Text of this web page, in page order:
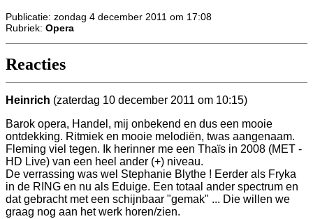
Publicatie: zondag 4 december 2011 om 17:08
Rubriek: Opera
Reacties
Heinrich (zaterdag 10 december 2011 om 10:15)
Barok opera, Handel, mij onbekend en dus een mooie
ontdekking. Ritmiek en mooie melodiën, twas aangenaam.
Fleming viel tegen. Ik herinner me een Thaïs in 2008 (MET -
HD Live) van een heel ander (+) niveau.
De verrassing was wel Stephanie Blythe ! Eerder als Fryka
in de RING en nu als Eduige. Een totaal ander spectrum en
dat gebracht met een schijnbaar "gemak" ... Die willen we
graag nog aan het werk horen/zien.